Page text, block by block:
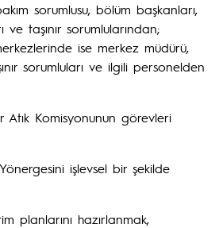
sorumlusu, bölüm başkanları,
taşınır sorumlularından;
ise merkez müdürü,
sorumluları ve ilgili personelden
Atık Komisyonunun görevleri
işlevsel bir şekilde
planlarını hazırlanmak,